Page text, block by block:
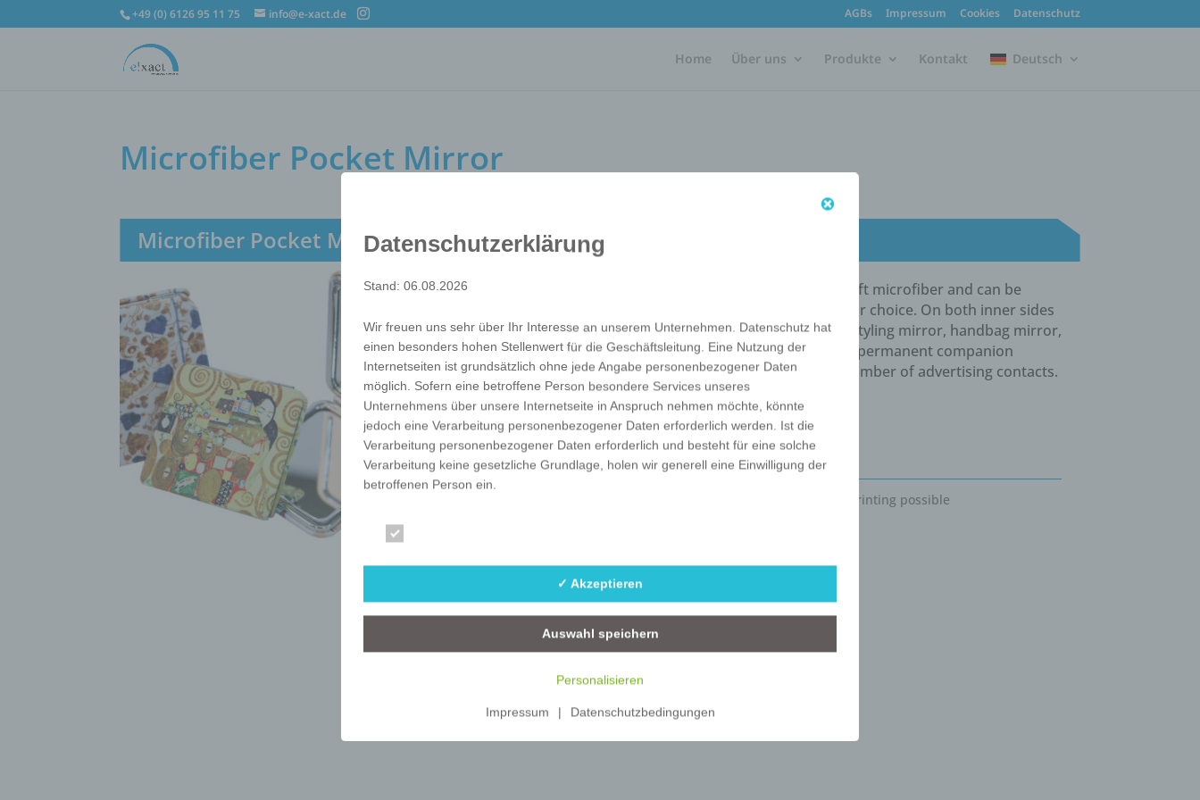
+49 (0) 6126 95 11 75 info@e-xact.de AGBs Impressum Cookies Datenschutz
Home Über uns Produkte Kontakt Deutsch
Microfiber Pocket Mirror
Microfiber Pocket Mirror
This pocket mirror is comfortable to hold with its cover made of soft microfiber and can be
finished on both outer sides with high quality photo printing of your choice. On both inner sides
are mirrors. Whether you call it cosmetic mirror, make-up mirror, styling mirror, handbag mirror,
travel mirror, hand mirror or hairstyling mirror: this "styler" is as a permanent companion
always on the road With your customer and thus ensures a high number of advertising contacts.
Verpackung
Each in polybag
Veredlungen
Sublimation printing
Art.-Nr. Variante Mindestmenge Druckfläche
full surface printing possible
Datenschutzerklärung
Stand: 06.08.2026
Wir freuen uns sehr über Ihr Interesse an unserem Unternehmen. Datenschutz hat
einen besonders hohen Stellenwert für die Geschäftsleitung. Eine Nutzung der
Internetseiten ist grundsätzlich ohne jede Angabe personenbezogener Daten
möglich. Sofern eine betroffene Person besondere Services unseres
Unternehmens über unsere Internetseite in Anspruch nehmen möchte, könnte
jedoch eine Verarbeitung personenbezogener Daten erforderlich werden. Ist die
Verarbeitung personenbezogener Daten erforderlich und besteht für eine solche
Verarbeitung keine gesetzliche Grundlage, holen wir generell eine Einwilligung der
betroffenen Person ein.
Die Verarbeitung personenbezogener Daten, beispielsweise des Namens, der
Anschrift, E-Mail-Adresse oder Telefonnummer einer betroffenen Person, erfolgt
stets im Einklang mit der Datenschutz-Grundverordnung und in Übereinstimmung
mit den für uns geltenden landesspezifischen Datenschutzbestimmungen. Mittels
dieser Datenschutzerklärung möchte unser Unternehmen die Öffentlichkeit über
personenbezogenen Daten informieren. Ferner werden betroffene Personen mittels
Wir haben als für die Verarbeitung Verantwortlicher zahlreiche technische und
organisatorische Maßnahmen umgesetzt, um einen möglichst lückenlosen Schutz
der über diese Internetseite verarbeiteten personenbezogenen Daten
✓ Akzeptieren
Auswahl speichern
Personalisieren
Impressum | Datenschutzbedingungen